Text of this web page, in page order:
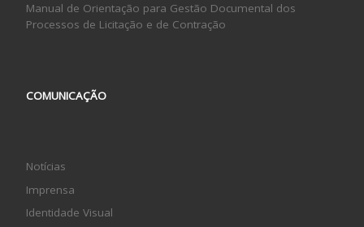
Manual de Orientação para Gestão Documental dos
Processos de Licitação e de Contração
COMUNICAÇÃO
Notícias
Imprensa
Identidade Visual